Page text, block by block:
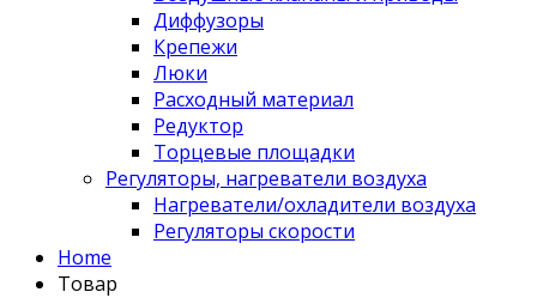
Диффузоры
Крепежи
Люки
Расходный материал
Редуктор
Торцевые площадки
Регуляторы, нагреватели воздуха
Нагреватели/охладители воздуха
Регуляторы скорости
Home
Товар